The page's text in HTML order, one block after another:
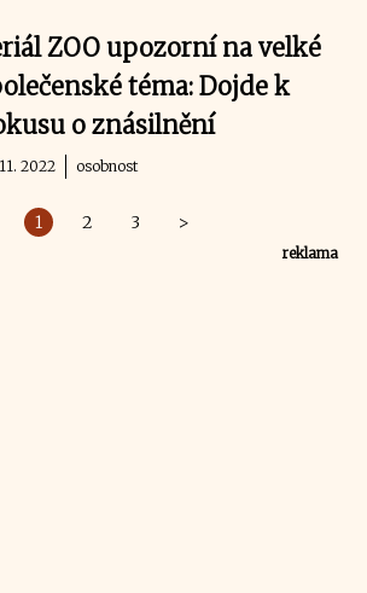
ZOO upozorní na velké
téma: Dojde k
o znásilnění
2022 osobnost
1 2 3 >
reklama